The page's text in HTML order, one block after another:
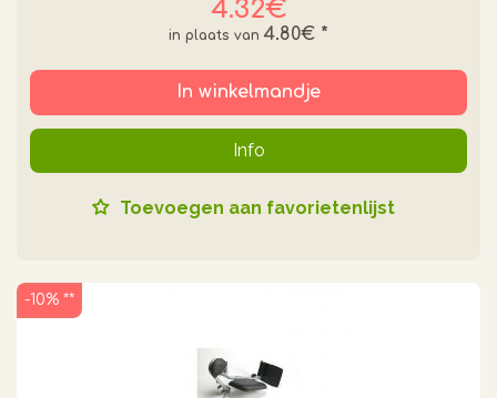
4.32€
4.80€ *
In winkelmandje
Info
Toevoegen aan favorietenlijst
-10% **